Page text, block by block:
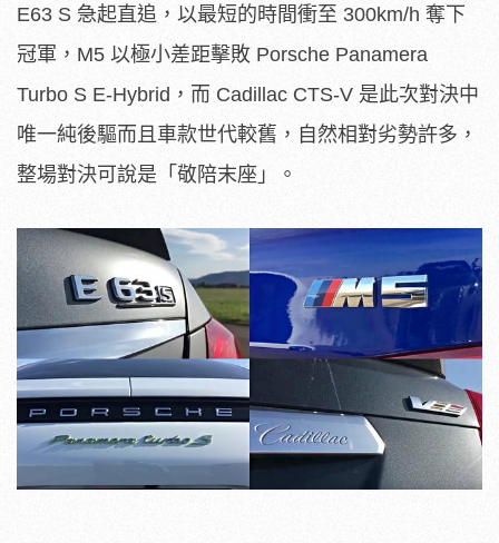
E63 S 急起直追，以最短的時間衝至 300km/h 奪下
冠軍，M5 以極小差距擊敗 Porsche Panamera
Turbo S E-Hybrid，而 Cadillac CTS-V 是此次對決中
唯一純後驅而且車款世代較舊，自然相對劣勢許多，
整場對決可說是「敬陪末座」。